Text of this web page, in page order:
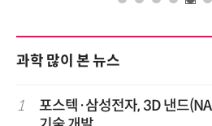
과학 많이 본 뉴스
1
포스텍·삼성전자, 3D 낸드